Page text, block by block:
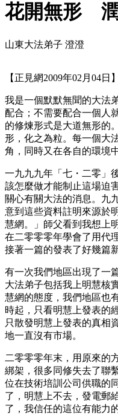
花開無形
山東大法弟子 澄澄
【正見網2009年02月04日】
我是一個默默無聞的大法
配合；不需要配合一個人
的修煉形式是大道無形的
形，化之為粒。每一個大
角，同時又在各自的環境
一九九九年「七・二零」
該怎麼做才能制止這場迫
關心有關大法的消息。九
意到這些資料註明來源於
慧網。」師父看到我想上
在二零零零年學會了用代
接著一篇的發表了好幾篇
有一次我們地區出現了一
大法弟子包括我上明慧核
慧網的態度，我們地區也
時起，只看明慧上發表的
只散發明慧上發表的真相
地一直沒有市場。
二零零零年末，用原來的
綁架，很多同修失去了聯
位在技術培訓公司供職的
了，明慧上不去，發電郵
了，我信任的這位有能力